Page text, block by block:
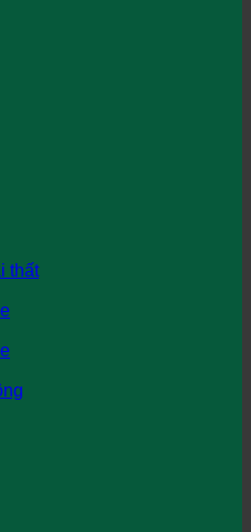
thất